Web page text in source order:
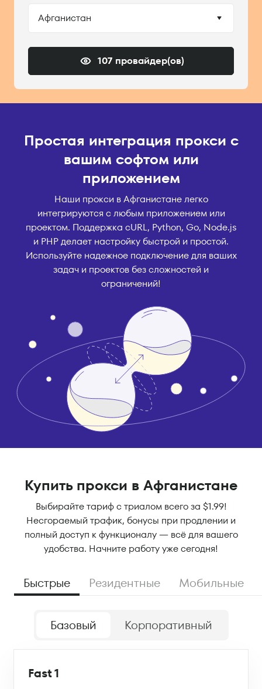
Афганистан
107 провайдер(ов)
Простая интеграция прокси с
вашим софтом или
приложением
Наши прокси в Афганистане легко
интегрируются с любым приложением или
проектом. Поддержка cURL, Python, Go, Node.js
и PHP делает настройку быстрой и простой.
Используйте надежное подключение для ваших
задач и проектов без сложностей и
ограничений!
Купить прокси в Афганистане
Выбирайте тариф с триалом всего за $1.99!
Несгораемый трафик, бонусы при продлении и
полный доступ к функционалу — всё для вашего
удобства. Начните работу уже сегодня!
Быстрые Резидентные Мобильные
Базовый Корпоративный
Fast 1